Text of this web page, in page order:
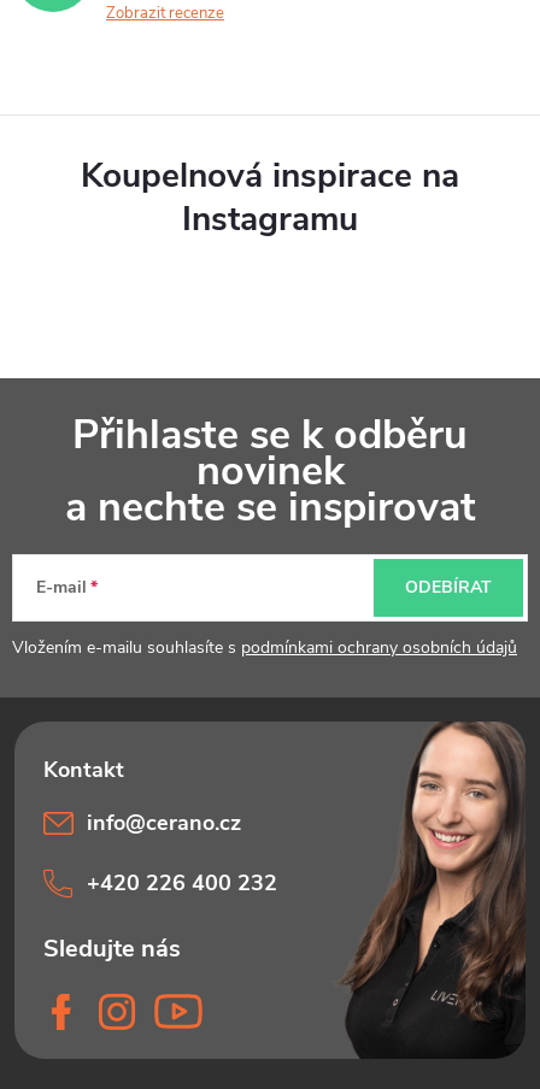
Zobrazit recenze
Koupelnová inspirace na
Instagramu
a
Přihlaste se k odběru
novinek
a nechte se inspirovat
E-mail
Vložením e-mailu souhlasíte s podmínkami ochrany osobních údajů
ODEBÍRAT
info@cerano.cz
+420 226 400 232